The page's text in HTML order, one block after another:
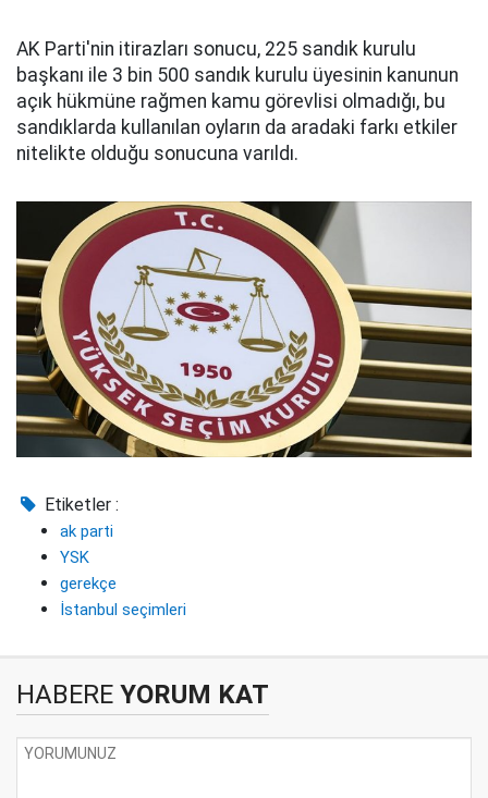
AK Parti'nin itirazları sonucu, 225 sandık kurulu
başkanı ile 3 bin 500 sandık kurulu üyesinin kanunun
açık hükmüne rağmen kamu görevlisi olmadığı, bu
sandıklarda kullanılan oyların da aradaki farkı etkiler
nitelikte olduğu sonucuna varıldı.
Etiketler :
ak parti
YSK
gerekçe
İstanbul seçimleri
HABERE YORUM KAT